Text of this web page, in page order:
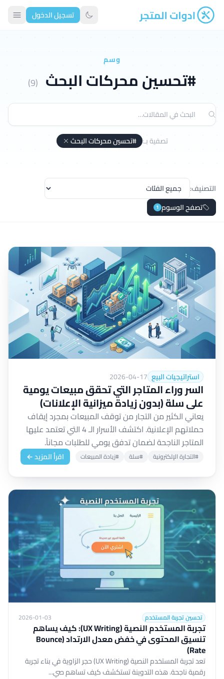
ادوات المتجر تبديل الوضع الداكن
تسجيل الدخول
وسم
#تحسين محركات البحث (9)
تصفية بـ: #تحسين محركات البحث
التصنيف:
تصفح الوسوم 1
استراتيجيات البيع 2026-04-17
السر وراء المتاجر التي تحقق مبيعات يومية
على سلة (بدون زيادة ميزانية الإعلانات)
يعاني الكثير من التجار من توقف المبيعات بمجرد إيقاف
حملاتهم الإعلانية. اكتشف الأسرار الـ 4 التي تعتمد عليها
المتاجر الناجحة لضمان تدفق يومي للطلبات مجاناً.
#التجارة الإلكترونية #سلة #زيادة المبيعات اقرأ المزيد ←
تحسين تجربة المستخدم 2026-01-03
تجربة المستخدم النصية (UX Writing): كيف يساهم
تنسيق المحتوى في خفض معدل الارتداد (Bounce
Rate)
تعد تجربة المستخدم النصية (UX Writing) حجر الزاوية في بناء تجربة
رقمية ناجحة. هذه التدوينة تستكشف كيف تساهم صي...